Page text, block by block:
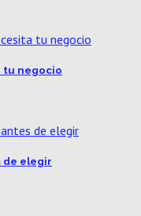
tu negocio
de elegir